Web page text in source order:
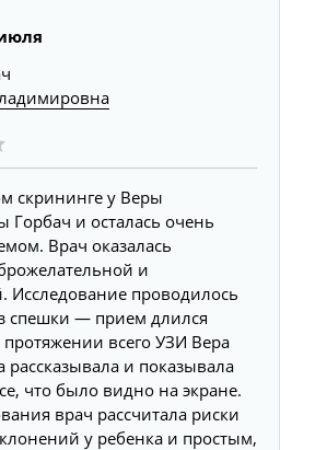
скрининге у Веры
и осталась очень
Врач оказалась
и
Исследование проводилось
спешки — прием длился
протяжении всего УЗИ Вера
и показывала
что было видно на экране.
врач рассчитала риски
у ребенка и простым,